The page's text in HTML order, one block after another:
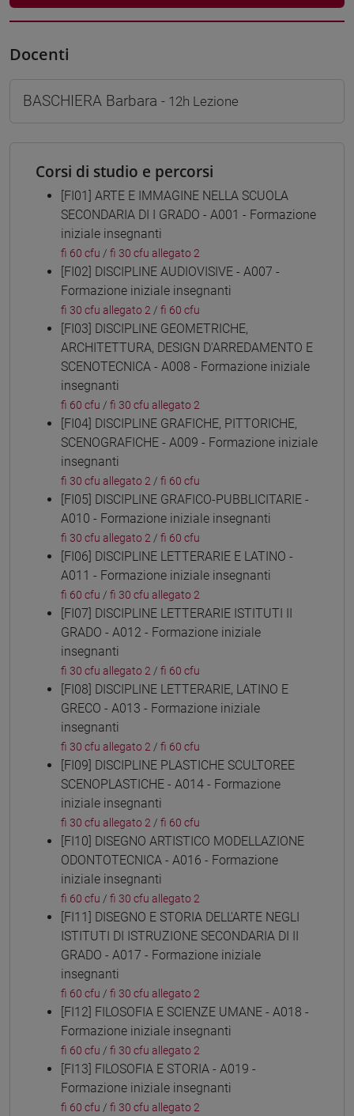
Docenti
BASCHIERA Barbara - 12h Lezione
Corsi di studio e percorsi
[FI01] ARTE E IMMAGINE NELLA SCUOLA
SECONDARIA DI I GRADO - A001 - Formazione
iniziale insegnanti
fi 60 cfu / fi 30 cfu allegato 2
[FI02] DISCIPLINE AUDIOVISIVE - A007 -
Formazione iniziale insegnanti
fi 30 cfu allegato 2 / fi 60 cfu
[FI03] DISCIPLINE GEOMETRICHE,
ARCHITETTURA, DESIGN D'ARREDAMENTO E
SCENOTECNICA - A008 - Formazione iniziale
insegnanti
fi 60 cfu / fi 30 cfu allegato 2
[FI04] DISCIPLINE GRAFICHE, PITTORICHE,
SCENOGRAFICHE - A009 - Formazione iniziale
insegnanti
fi 30 cfu allegato 2 / fi 60 cfu
[FI05] DISCIPLINE GRAFICO-PUBBLICITARIE -
A010 - Formazione iniziale insegnanti
fi 30 cfu allegato 2 / fi 60 cfu
[FI06] DISCIPLINE LETTERARIE E LATINO -
A011 - Formazione iniziale insegnanti
fi 60 cfu / fi 30 cfu allegato 2
[FI07] DISCIPLINE LETTERARIE ISTITUTI II
GRADO - A012 - Formazione iniziale
insegnanti
fi 30 cfu allegato 2 / fi 60 cfu
[FI08] DISCIPLINE LETTERARIE, LATINO E
GRECO - A013 - Formazione iniziale
insegnanti
fi 30 cfu allegato 2 / fi 60 cfu
[FI09] DISCIPLINE PLASTICHE SCULTOREE
SCENOPLASTICHE - A014 - Formazione
iniziale insegnanti
fi 30 cfu allegato 2 / fi 60 cfu
[FI10] DISEGNO ARTISTICO MODELLAZIONE
ODONTOTECNICA - A016 - Formazione
iniziale insegnanti
fi 60 cfu / fi 30 cfu allegato 2
[FI11] DISEGNO E STORIA DELL'ARTE NEGLI
ISTITUTI DI ISTRUZIONE SECONDARIA DI II
GRADO - A017 - Formazione iniziale
insegnanti
fi 60 cfu / fi 30 cfu allegato 2
[FI12] FILOSOFIA E SCIENZE UMANE - A018 -
Formazione iniziale insegnanti
fi 60 cfu / fi 30 cfu allegato 2
[FI13] FILOSOFIA E STORIA - A019 -
Formazione iniziale insegnanti
fi 60 cfu / fi 30 cfu allegato 2